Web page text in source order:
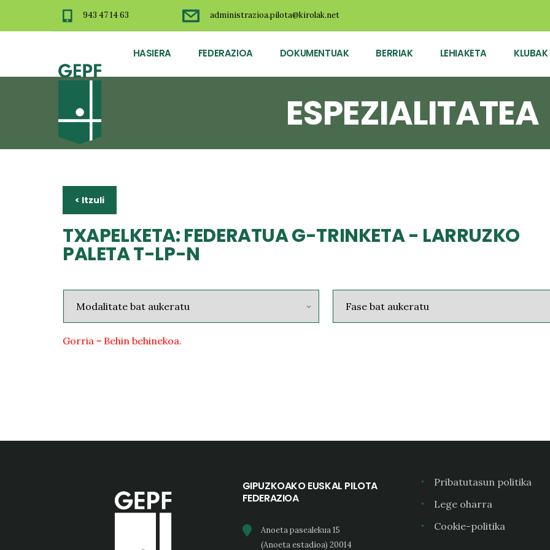
943 47 14 63 administrazioa.pilota@kirolak.net
HASIERA FEDERAZIOA DOKUMENTUAK BERRIAK LEHIAKETA KLUBAK
ESPEZIALITATEA
< Itzuli
TXAPELKETA: FEDERATUA G-TRINKETA - LARRUZKO
PALETA T-LP-N
Gorria = Behin behinekoa.
GIPUZKOAKO EUSKAL PILOTA
FEDERAZIOA
Anoeta pasealekua 15
(Anoeta estadioa) 20014
Pribatutasun politika
Lege oharra
Cookie-politika